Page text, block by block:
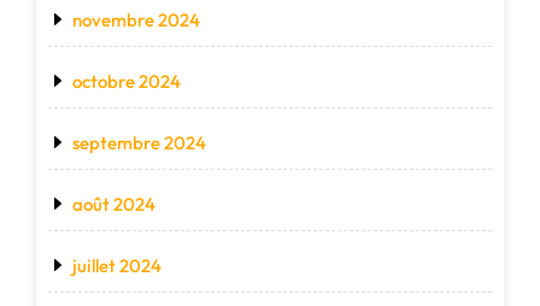
novembre 2024
octobre 2024
septembre 2024
août 2024
juillet 2024